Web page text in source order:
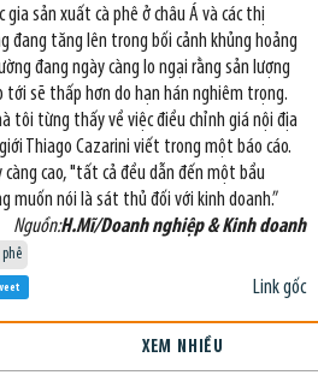
gia sản xuất cà phê ở châu Á và các thị
đang tăng lên trong bối cảnh khủng hoảng
đang ngày càng lo ngại rằng sản lượng
tới sẽ thấp hơn do hạn hán nghiêm trọng.
tôi từng thấy về việc điều chỉnh giá nội địa
Thiago Cazarini viết trong một báo cáo.
càng cao, "tất cả đều dẫn đến một bầu
muốn nói là sát thủ đối với kinh doanh.”
Nguồn:H.Mĩ/Doanh nghiệp & Kinh doanh
phê
Link gốc
XEM NHIỀU